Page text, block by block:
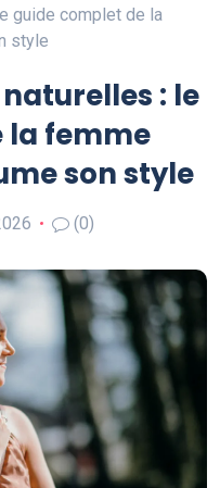
guide complet de la
style
: le
la femme
son style
(0)